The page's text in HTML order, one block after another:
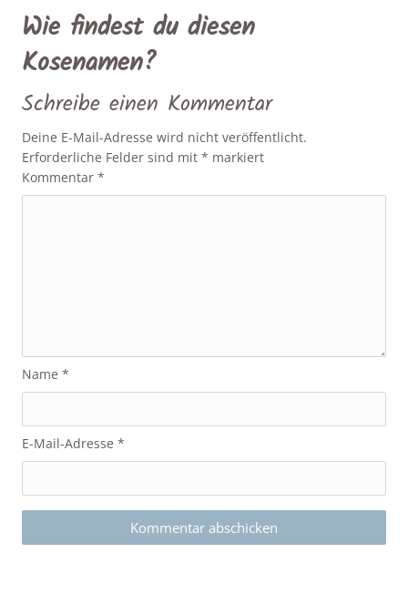
Wie findest du diesen
Kosenamen?
Schreibe einen Kommentar
Deine E-Mail-Adresse wird nicht veröffentlicht.
Erforderliche Felder sind mit* markiert
Kommentar*
Name*
E-Mail-Adresse*